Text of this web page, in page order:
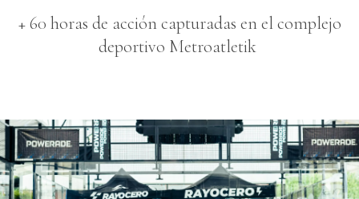
+ 60 horas de acción capturadas en el complejo
deportivo Metroatletik